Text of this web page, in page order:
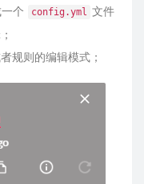
个 config.yml 文件
规则的编辑模式；